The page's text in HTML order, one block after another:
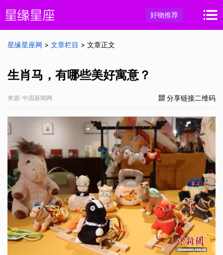
好物推荐
星缘星座网 > 文章栏目 > 文章正文
生肖马，有哪些美好寓意？
来源: 中国新闻网 分享链接二维码